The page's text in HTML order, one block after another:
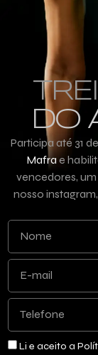
DO
Participa até 31
Mafrae
vencedores,
nosso
Li e aceito a